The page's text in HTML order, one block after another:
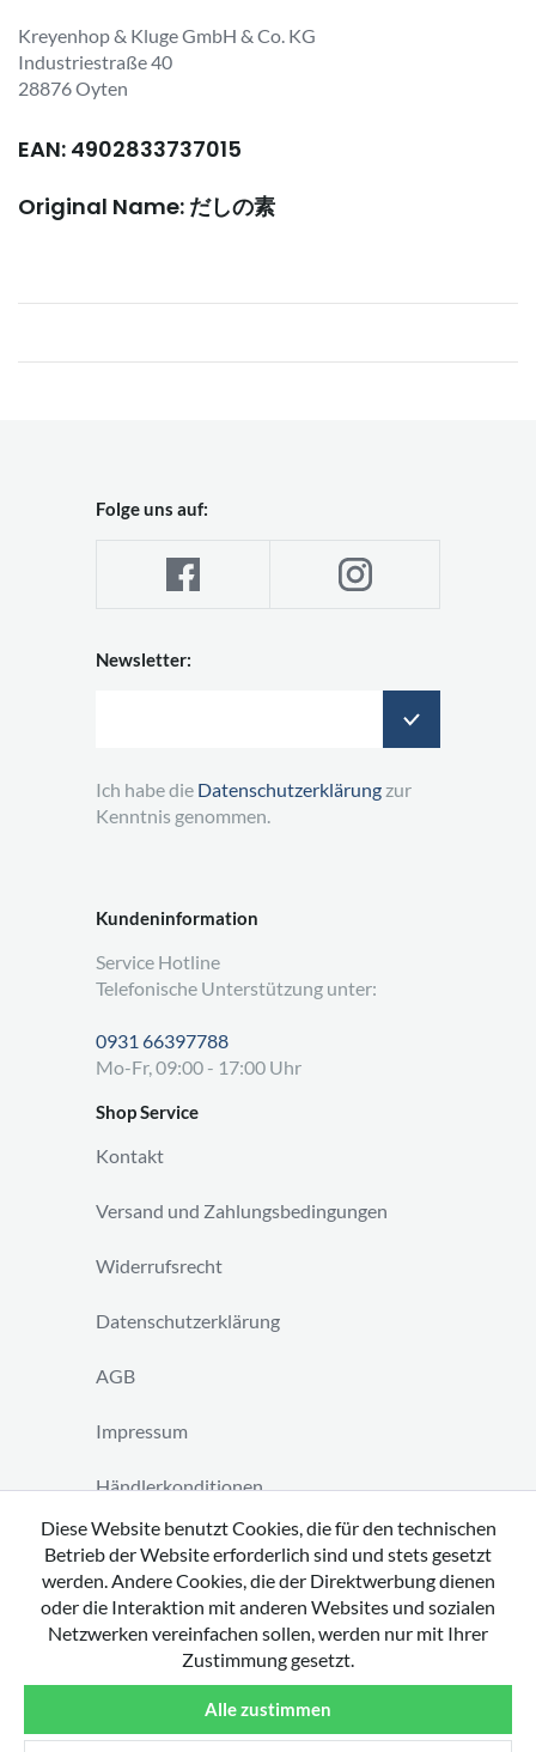
Kreyenhop & Kluge GmbH & Co. KG
Industriestraße 40
28876 Oyten
EAN: 4902833737015
Original Name: だしの素
Kundeninformation
Service Hotline
Telefonische Unterstützung unter:
0931 66397788
Mo-Fr, 09:00 - 17:00 Uhr
Shop Service
Kontakt
Versand und Zahlungsbedingungen
Widerrufsrecht
Datenschutzerklärung
AGB
Impressum
Händlerkonditionen
Vertrag widerrufen
Folge uns auf:
Newsletter:
Ich habe die Datenschutzerklärung zur
Kenntnis genommen.
Diese Website benutzt Cookies, die für den technischen
Betrieb der Website erforderlich sind und stets gesetzt
werden. Andere Cookies, die der Direktwerbung dienen
oder die Interaktion mit anderen Websites und sozialen
Netzwerken vereinfachen sollen, werden nur mit Ihrer
Zustimmung gesetzt.